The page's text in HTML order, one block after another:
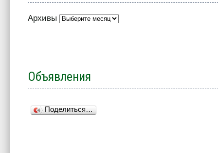
Архивы
Объявления
Поделиться…